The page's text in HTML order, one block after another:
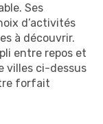
Ses
d’activités
à découvrir.
entre repos et
villes ci-dessus
forfait